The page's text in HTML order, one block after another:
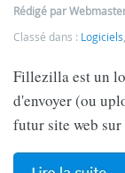
Rédigé par
Classé dans : Logiciels
Fillezilla est un
d'envoyer (ou
futur site web sur